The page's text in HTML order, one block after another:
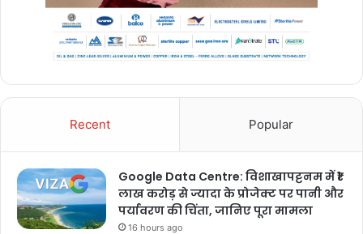
Recent Popular
Google Data Centre: विशाखापट्टनम में ₹1
लाख करोड़ से ज्यादा के प्रोजेक्ट पर पानी और
पर्यावरण की चिंता, जानिए पूरा मामला
16 hours ago